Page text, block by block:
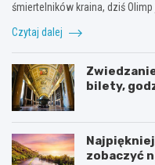
śmiertelników kraina, dziś Olimp
Czytaj dalej
bilety,
zobaczyć